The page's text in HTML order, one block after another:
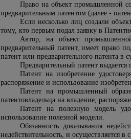
Право на объект промышленной
предварительным патентом (далее -
Если несколько лиц создали
тому, кто первым подал заявку в
Автор, на объект промышленной
предварительный патент, имеет право
патент или предварительного патента в
Предварительный патент выдается
Патент на изобретение
распоряжение и использование
Патент на промышленный
патентовладельца на владение,
Патент на полезную модель
использование полезной модели.
Обязанность доказывания
недействительность, и осуществляется в